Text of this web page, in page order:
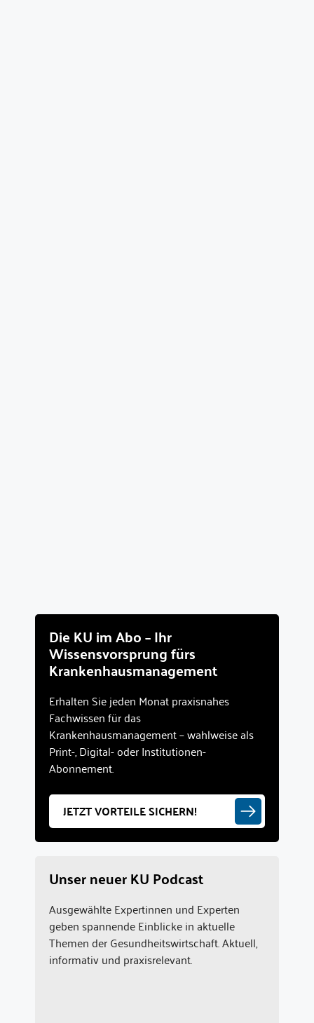
Die KU im Abo – Ihr
Wissensvorsprung fürs
Krankenhausmanagement
Erhalten Sie jeden Monat praxisnahes
Fachwissen für das
Krankenhausmanagement – wahlweise als
Print-, Digital- oder Institutionen-
Abonnement.
JETZT VORTEILE SICHERN!
Unser neuer KU Podcast
Ausgewählte Expertinnen und Experten
geben spannende Einblicke in aktuelle
Themen der Gesundheitswirtschaft. Aktuell,
informativ und praxisrelevant.